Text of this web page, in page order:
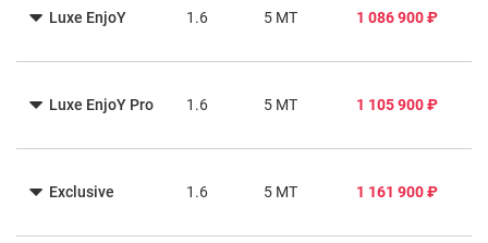
Luxe EnjoY 1.6 5 MT 1 086 900 ₽
Luxe EnjoY Pro 1.6 5 MT 1 105 900 ₽
Exclusive 1.6 5 MT 1 161 900 ₽